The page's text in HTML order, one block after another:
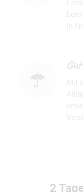
2